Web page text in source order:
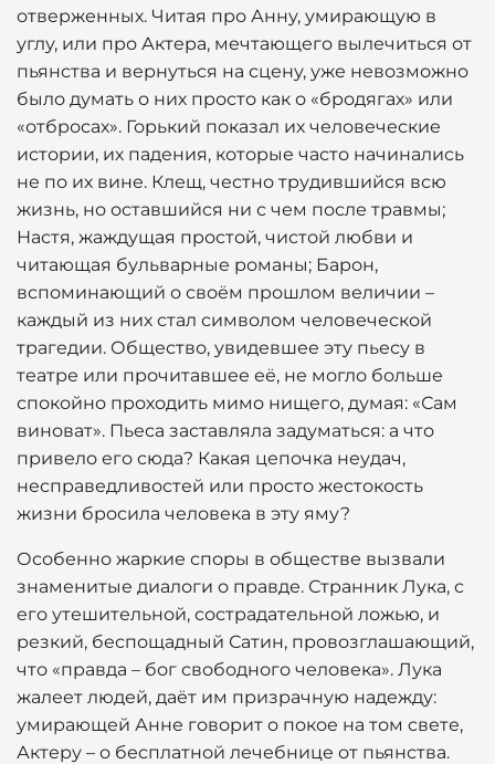
отверженных. Читая про Анну, умирающую в
углу, или про Актера, мечтающего вылечиться от
пьянства и вернуться на сцену, уже невозможно
было думать о них просто как о «бродягах» или
«отбросах». Горький показал их человеческие
истории, их падения, которые часто начинались
не по их вине. Клещ, честно трудившийся всю
жизнь, но оставшийся ни с чем после травмы;
Настя, жаждущая простой, чистой любви и
читающая бульварные романы; Барон,
вспоминающий о своём прошлом величии –
каждый из них стал символом человеческой
трагедии. Общество, увидевшее эту пьесу в
театре или прочитавшее её, не могло больше
спокойно проходить мимо нищего, думая: «Сам
виноват». Пьеса заставляла задуматься: а что
привело его сюда? Какая цепочка неудач,
несправедливостей или просто жестокость
жизни бросила человека в эту яму?
Особенно жаркие споры в обществе вызвали
знаменитые диалоги о правде. Странник Лука, с
его утешительной, сострадательной ложью, и
резкий, беспощадный Сатин, провозглашающий,
что «правда – бог свободного человека». Лука
жалеет людей, даёт им призрачную надежду:
умирающей Анне говорит о покое на том свете,
Актеру – о бесплатной лечебнице от пьянства.